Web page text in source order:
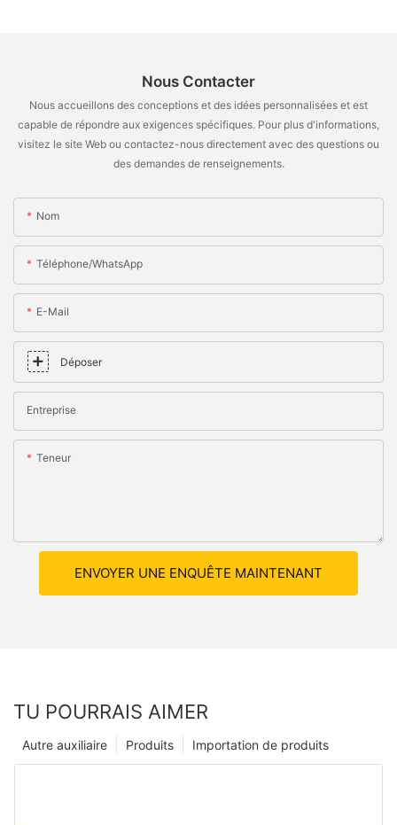
Nous Contacter
Nous accueillons des conceptions et des idées personnalisées et est
capable de répondre aux exigences spécifiques. Pour plus d'informations,
visitez le site Web ou contactez-nous directement avec des questions ou
des demandes de renseignements.
Nom
Téléphone/WhatsApp
E-Mail
Déposer
Entreprise
Teneur
ENVOYER UNE ENQUÊTE MAINTENANT
TU POURRAIS AIMER
Importation de produits
Produits
Autre auxiliaire